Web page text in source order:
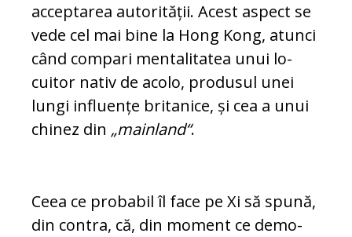
acceptarea autorității. Acest as­pect se
vede cel mai bine la Hong Kong, atunci
când compari mentalitatea unui lo­
cuitor nativ de acolo, produsul unei
lungi influențe britanice, și cea a unui
chinez din „mainland“.
Ceea ce probabil îl face pe Xi să spună,
din contra, că, din moment ce de­mo­